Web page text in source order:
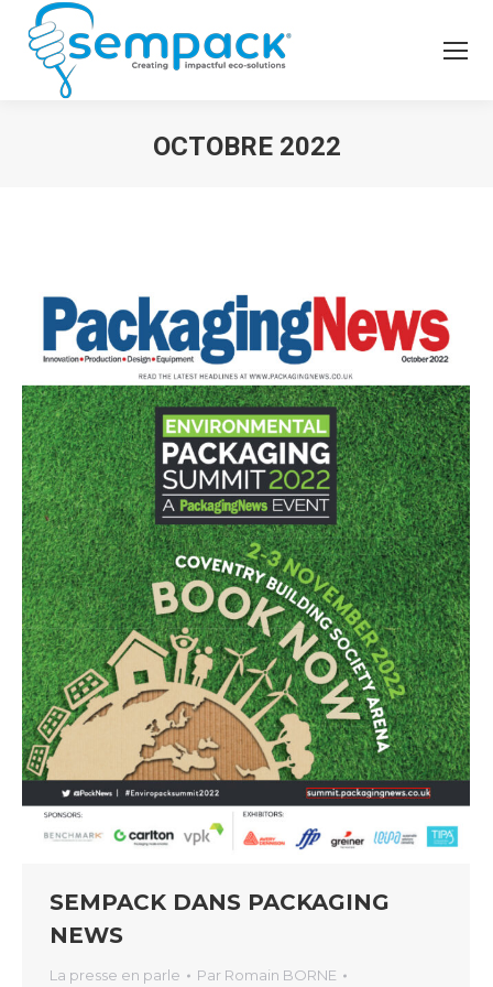
OCTOBRE 2022
SEMPACK DANS PACKAGING
NEWS
La presse en parle Par Romain BORNE